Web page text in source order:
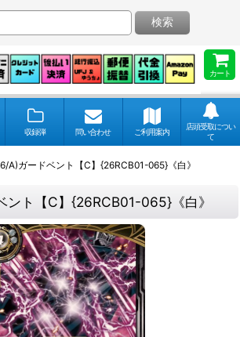
カート
検索
収録弾 問い合わせ ご利用案内
店頭受取につい
て
A)ガードベント【C】{26RCB01-065}《白》
ト【C】{26RCB01-065}《白》